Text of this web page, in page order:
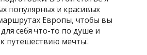
популярных и красивых
Европы, чтобы вы
себя что-то по душе и
путешествию мечты.